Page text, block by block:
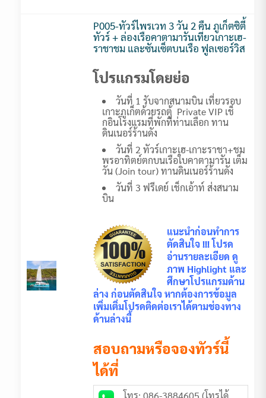
P005-ทัวร์ไพรเวท 3 วัน 2 คืน ภูเก็ตซิตี้
ทัวร์ + ล่องเรือคาตามารันเที่ยวเกาะเฮ-
ราชาชม และซันเซ็ตบนเรือ ฟูลเซอร์วิส
โปรแกรมโดยย่อ
วันที่ 1 รับจากสนามบิน เที่ยวรอบ
เกาะภูเก็ตด้วยรถตู้ Private VIP เช็
กอินโรงแรมที่พักที่ท่านเลือก ทาน
ดินเนอร์ร้านดัง
วันที่ 2 ทัวร์เกาะเฮ-เกาะราชา+ชม
พรอาทิตย์ตกบนเรือใบคาตามารัน เต็ม
วัน (Join tour) ทานดินเนอร์ร้านดัง
วันที่ 3 ฟรีเดย์ เช็กเอ้าท์ ส่งสนาม
บิน
แนะนำก่อนทำการ
ตัดสินใจ !!! โปรด
อ่านรายละเอียด ดู
ภาพ Highlight และ
ศึกษาโปรแกรมด้าน
ล่าง ก่อนตัดสินใจ หากต้องการข้อมูล
เพิ่มเติ่มโปรดติดต่อเราได้ตามช่องทาง
ด้านล่างนี้
สอบถามหรือจองทัวร์นี้
ได้ที่
โทร: 086-3884605 (โทรได้